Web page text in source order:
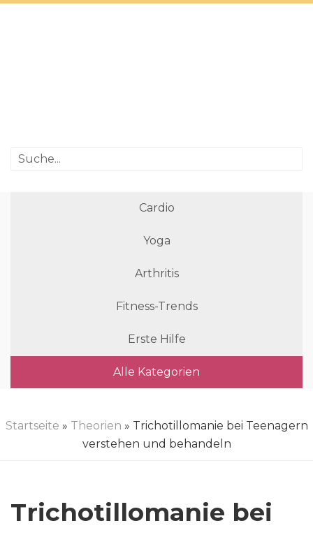
Cardio
Yoga
Arthritis
Fitness-Trends
Erste Hilfe
Alle Kategorien
Startseite » Theorien » Trichotillomanie bei Teenagern
verstehen und behandeln
Trichotillomanie bei